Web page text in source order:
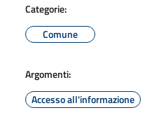
Categorie:
Comune
Argomenti:
Accesso all'informazione